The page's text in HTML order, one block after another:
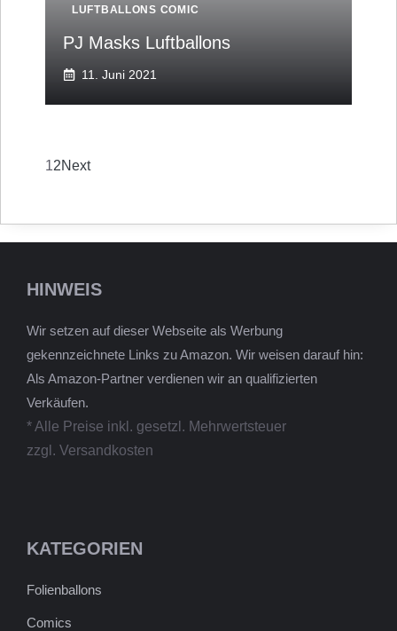
LUFTBALLONS COMIC
PJ Masks Luftballons
11. Juni 2021
12Next
HINWEIS
Wir setzen auf dieser Webseite als Werbung
gekennzeichnete Links zu Amazon. Wir weisen darauf hin:
Als Amazon-Partner verdienen wir an qualifizierten
Verkäufen.
* Alle Preise inkl. gesetzl. Mehrwertsteuer
zzgl. Versandkosten
KATEGORIEN
Folienballons
Comics